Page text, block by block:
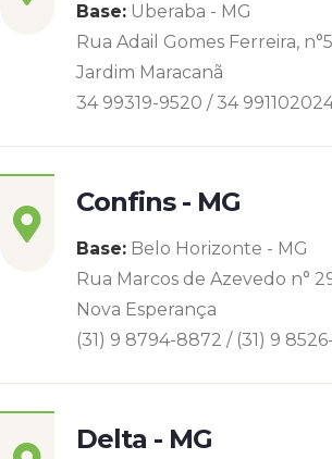
Base: Uberaba - MG
Rua Adail Gomes Ferreira,
Jardim Maracanã
34 99319-9520 / 34
Confins - MG
Base: Belo Horizonte - MG
Rua Marcos de Azevedo n°
Nova Esperança
(31) 9 8794-8872 / (31) 9
Delta - MG